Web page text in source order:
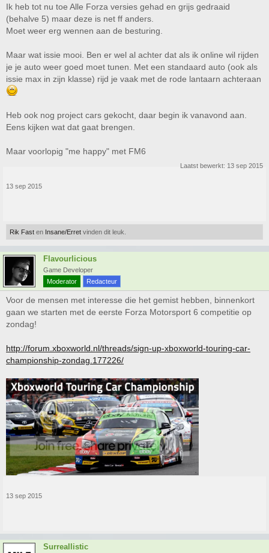
Ik heb tot nu toe Alle Forza versies gehad en grijs gedraaid
(behalve 5) maar deze is net ff anders.
Moet weer erg wennen aan de besturing.
Maar wat issie mooi. Ben er wel al achter dat als ik online wil rijden
je je auto weer goed moet tunen. Met een standaard auto (ook als
issie max in zijn klasse) rijd je vaak met de rode lantaarn achteraan
Heb ook nog project cars gekocht, daar begin ik vanavond aan.
Eens kijken wat dat gaat brengen.
Maar voorlopig "me happy" met FM6
Laatst bewerkt: 13 sep 2015
13 sep 2015
Rik Fast en Insane/Erret vinden dit leuk.
Flavourlicious
Game Developer
Moderator
Redacteur
Voor de mensen met interesse die het gemist hebben, binnenkort
gaan we starten met de eerste Forza Motorsport 6 competitie op
zondag!
http://forum.xboxworld.nl/threads/sign-up-xboxworld-touring-car-
championship-zondag.177226/
13 sep 2015
Surreallistic